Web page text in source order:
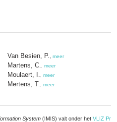
Van Besien, P. meer
Martens, C. meer
Moulaert, I. meer
Mertens, T. meer
System (IMIS) valt onder het VLIZ